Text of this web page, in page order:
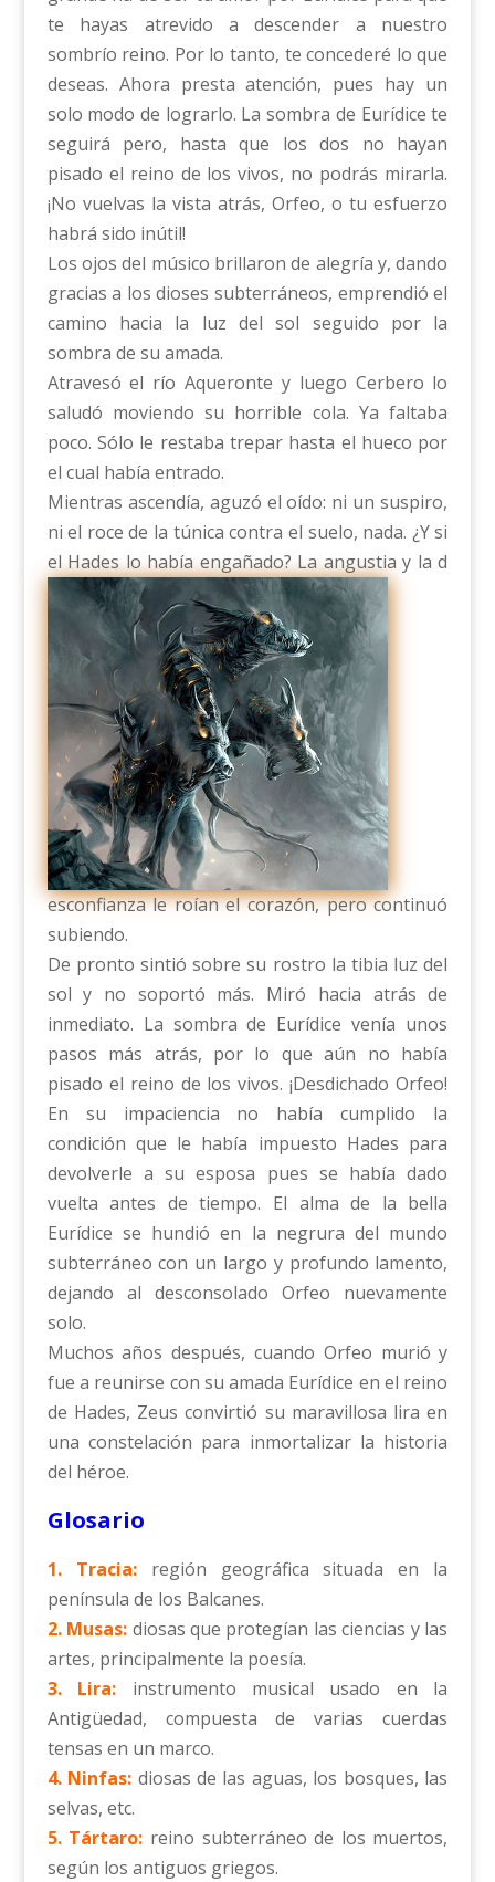
te hayas atrevido a descender a nuestro
sombrío reino. Por lo tanto, te concederé lo que
deseas. Ahora presta atención, pues hay un
solo modo de lograrlo. La sombra de Eurídice te
seguirá pero, hasta que los dos no hayan
pisado el reino de los vivos, no podrás mirarla.
¡No vuelvas la vista atrás, Orfeo, o tu esfuerzo
habrá sido inútil!
Los ojos del músico brillaron de alegría y, dando
gracias a los dioses subterráneos, emprendió el
camino hacia la luz del sol seguido por la
sombra de su amada.
Atravesó el río Aqueronte y luego Cerbero lo
saludó moviendo su horrible cola. Ya faltaba
poco. Sólo le restaba trepar hasta el hueco por
el cual había entrado.
Mientras ascendía, aguzó el oído: ni un suspiro,
ni el roce de la túnica contra el suelo, nada. ¿Y si
el Hades lo había engañado? La angustia y la d
esconfianza le roían el corazón, pero continuó
subiendo.
De pronto sintió sobre su rostro la tibia luz del
sol y no soportó más. Miró hacia atrás de
inmediato. La sombra de Eurídice venía unos
pasos más atrás, por lo que aún no había
pisado el reino de los vivos. ¡Desdichado Orfeo!
En su impaciencia no había cumplido la
condición que le había impuesto Hades para
devolverle a su esposa pues se había dado
vuelta antes de tiempo. El alma de la bella
Eurídice se hundió en la negrura del mundo
subterráneo con un largo y profundo lamento,
dejando al desconsolado Orfeo nuevamente
solo.
Muchos años después, cuando Orfeo murió y
fue a reunirse con su amada Eurídice en el reino
de Hades, Zeus convirtió su maravillosa lira en
una constelación para inmortalizar la historia
del héroe.
Glosario
1. Tracia:región geográfica situada en la
península de los Balcanes.
2. Musas: diosas que protegían las ciencias y las
artes, principalmente la poesía.
3. Lira: instrumento musical usado en la
Antigüedad, compuesta de varias cuerdas
tensas en un marco.
4. Ninfas: diosas de las aguas, los bosques, las
selvas, etc.
5. Tártaro: reino subterráneo de los muertos,
según los antiguos griegos.